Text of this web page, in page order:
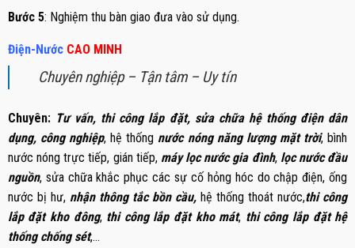
Bước 5: Nghiệm thu bàn giao đưa vào sử dụng.
Điện-Nước CAOMINH
Chuyên nghiệp – Tận tâm – Uy tín
Chuyên: Tư vấn, thi công lắp đặt, sửa chữa hệ thống điện dân
dụng, công nghiệp, hệ thống nước nóng năng lượng mặt trời, bình
nước nóng trực tiếp, gián tiếp, máy lọc nước gia đình, lọc nước đầu
nguồn, sửa chữa khắc phục các sự cố hỏng hóc do chập điện, ống
nước bị hư, nhận thông tắc bồn cầu, hệ thống thoát nước,thi công
lắp đặt kho đông, thi công lắp đặt kho mát, thi công lắp đặt hệ
thống chống sét,…